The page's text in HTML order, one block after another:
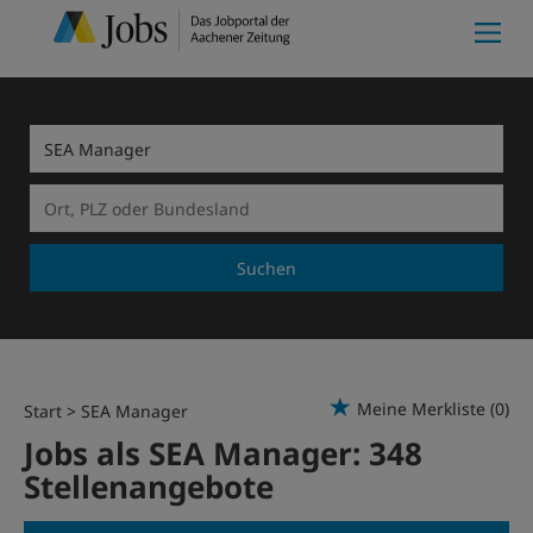
Suchen
Start SEA Manager Meine Merkliste (0)
Jobs als SEA Manager: 348
Stellenangebote